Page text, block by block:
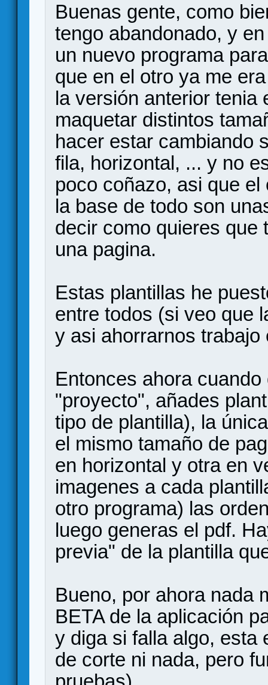
Buenas gente, como
tengo abandonado, y
un nuevo programa
que en el otro ya me
la versión anterior tenia
maquetar distintos
hacer estar cambiando
fila, horizontal, ... y no
poco coñazo, asi que
la base de todo son
decir como quieres que
una pagina.
Estas plantillas he
entre todos (si veo que
y asi ahorrarnos trabajo
Entonces ahora
"proyecto", añades
tipo de plantilla), la
el mismo tamaño de
en horizontal y otra en
imagenes a cada
otro programa) las
luego generas el pdf.
previa" de la plantilla
Bueno, por ahora nada
BETA de la aplicación
y diga si falla algo, esta
de corte ni nada, pero